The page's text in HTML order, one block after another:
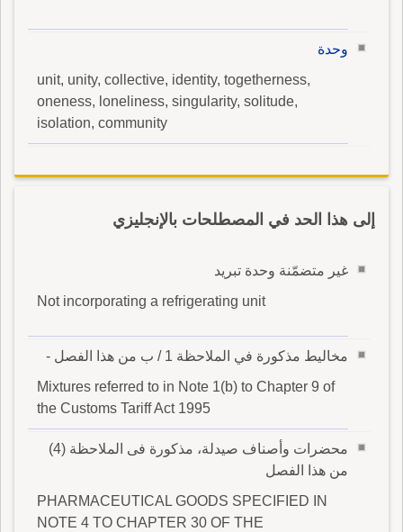
وحدة
unit, unity, collective, identity, togetherness,
oneness, loneliness, singularity, solitude,
isolation, community
إلى هذا الحد في المصطلحات بالإنجليزي
غير متضمّنة وحدة تبريد
Not incorporating a refrigerating unit
مخاليط مذكورة في الملاحظة 1 / ب من هذا الفصل -
Mixtures referred to in Note 1(b) to Chapter 9 of
the Customs Tariff Act 1995
محضرات وأصناف صيدلة، مذكورة فى الملاحظة (4)
من هذا الفصل
PHARMACEUTICAL GOODS SPECIFIED IN
NOTE 4 TO CHAPTER 30 OF THE